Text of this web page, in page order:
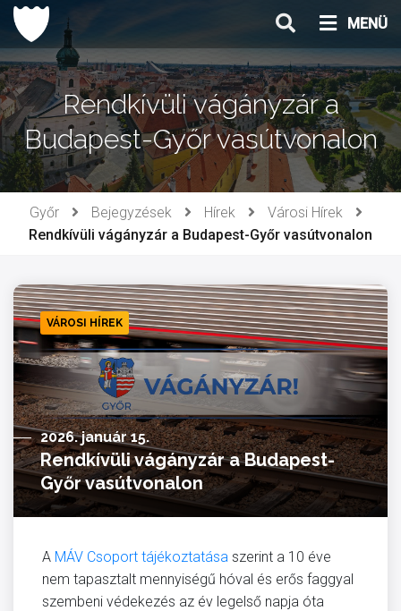
Ugrás
tartalomhoz
MENÜ
Rendkívüli vágányzár a
Budapest-Győr vasútvonalon
Győr Bejegyzések Hírek
Városi Hírek
Rendkívüli vágányzár a Budapest-Győr vasútvonalon
VÁROSI HÍREK
2026. január 15.
Rendkívüli vágányzár a Budapest-
Győr vasútvonalon
A MÁV Csoport tájékoztatása szerint a 10 éve
nem tapasztalt mennyiségű hóval és erős faggyal
szembeni védekezés az év legelső napja óta